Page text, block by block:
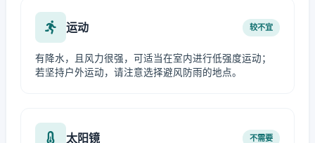
运动 较不宜
有降水，且风力很强，可适当在室内进行低强度运动；
若坚持户外运动，请注意选择避风防雨的地点。
太阳镜 不需要